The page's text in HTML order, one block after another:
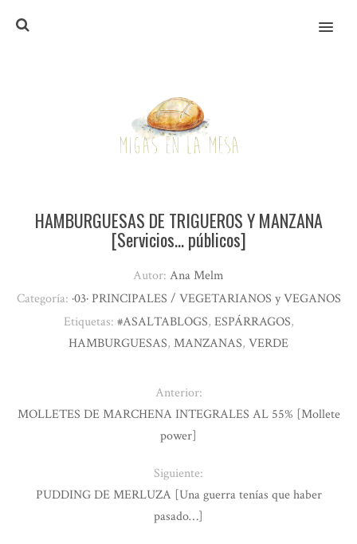
MENU
HAMBURGUESAS DE TRIGUEROS Y MANZANA
[Servicios… públicos]
Autor: Ana Melm
Categoría: ·03· PRINCIPALES / VEGETARIANOS y VEGANOS
Etiquetas: #ASALTABLOGS, ESPÁRRAGOS,
HAMBURGUESAS, MANZANAS, VERDE
Anterior:
MOLLETES DE MARCHENA INTEGRALES AL 55% [Mollete
power]
Siguiente:
PUDDING DE MERLUZA [Una guerra tenías que haber
pasado…]